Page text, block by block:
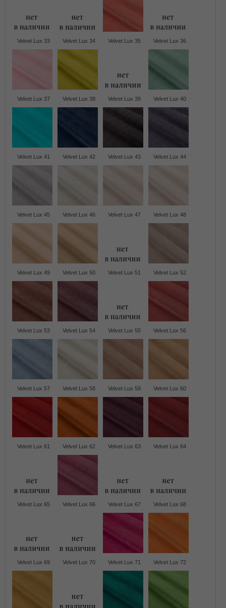
Velvet Lux 33 Velvet Lux 34 Velvet Lux 35 Velvet Lux 36
Velvet Lux 37 Velvet Lux 38 Velvet Lux 39 Velvet Lux 40
Velvet Lux 41 Velvet Lux 42 Velvet Lux 43 Velvet Lux 44
Velvet Lux 45 Velvet Lux 46 Velvet Lux 47 Velvet Lux 48
Velvet Lux 49 Velvet Lux 50 Velvet Lux 51 Velvet Lux 52
Velvet Lux 53 Velvet Lux 54 Velvet Lux 55 Velvet Lux 56
Velvet Lux 57 Velvet Lux 58 Velvet Lux 59 Velvet Lux 60
Velvet Lux 61 Velvet Lux 62 Velvet Lux 63 Velvet Lux 64
Velvet Lux 65 Velvet Lux 66 Velvet Lux 67 Velvet Lux 68
Velvet Lux 69 Velvet Lux 70 Velvet Lux 71 Velvet Lux 72